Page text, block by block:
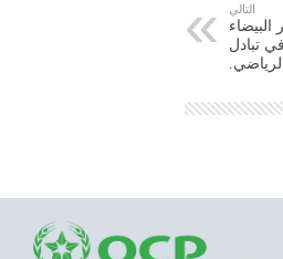
التالي
البيضاء
في تبادل